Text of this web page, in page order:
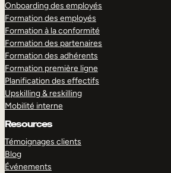
Onboarding des employés
Formation des employés
Formation à la conformité
Formation des partenaires
Formation des adhérents
Formation première ligne
Planification des effectifs
Upskilling & reskilling
Mobilité interne
Resources
Témoignages clients
Blog
Événements